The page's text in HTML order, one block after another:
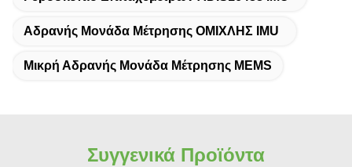
Αδρανής Μονάδα Μέτρησης ΟΜΙΧΛΗΣ IMU
Μικρή Αδρανής Μονάδα Μέτρησης MEMS
Συγγενικά Προϊόντα